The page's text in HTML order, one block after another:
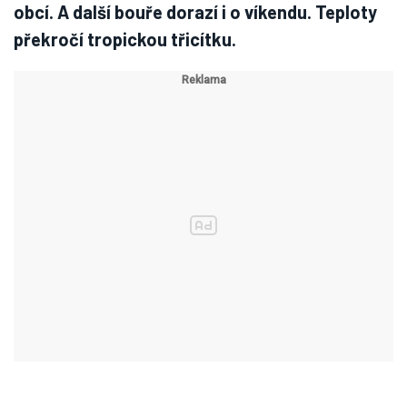
obcí. A další bouře dorazí i o víkendu. Teploty
překročí tropickou třicítku.